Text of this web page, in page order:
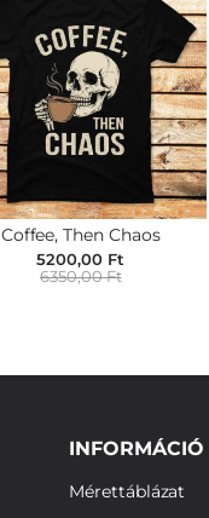
Coffee, Then Chaos
5200,00 Ft
6350,00 Ft
INFORMÁCIÓ
Mérettáblázat